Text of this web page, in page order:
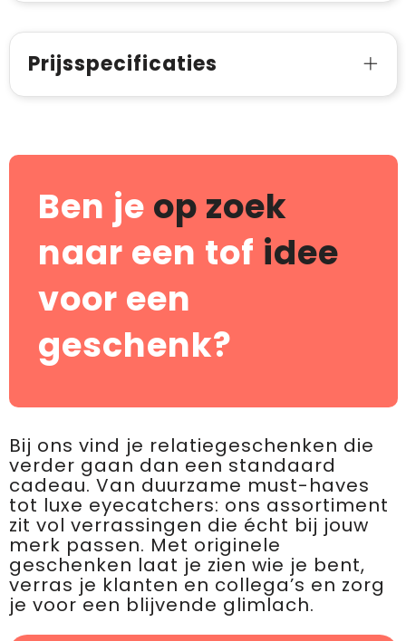
Prijsspecificaties
Ben je op zoek
naar een tof idee
voor een
geschenk?
Bij ons vind je relatiegeschenken die
verder gaan dan een standaard
cadeau. Van duurzame must-haves
tot luxe eyecatchers: ons assortiment
zit vol verrassingen die écht bij jouw
merk passen. Met originele
geschenken laat je zien wie je bent,
verras je klanten en collega’s en zorg
je voor een blijvende glimlach.